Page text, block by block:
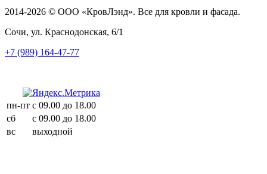
2014-2026 © ООО «КровЛэнд». Все для кровли и фасада.
Сочи, ул. Краснодонская, 6/1
+7 (989) 164-47-77
пн-пт с 09.00 до 18.00
сб
с 09.00 до 18.00
вс
выходной